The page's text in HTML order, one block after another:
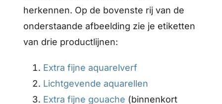
herkennen. Op de bovenste rij van de
onderstaande afbeelding zie je etiketten
van drie productlijnen:
Extra fijne aquarelverf
Lichtgevende aquarellen
Extra fijne gouache (binnenkort